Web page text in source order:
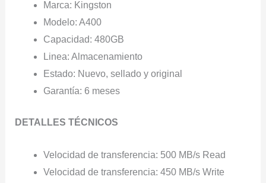
Marca: Kingston
Modelo: A400
Capacidad: 480GB
Linea: Almacenamiento
Estado: Nuevo, sellado y original
Garantía: 6 meses
DETALLES TÉCNICOS
Velocidad de transferencia: 500 MB/s Read
Velocidad de transferencia: 450 MB/s Write